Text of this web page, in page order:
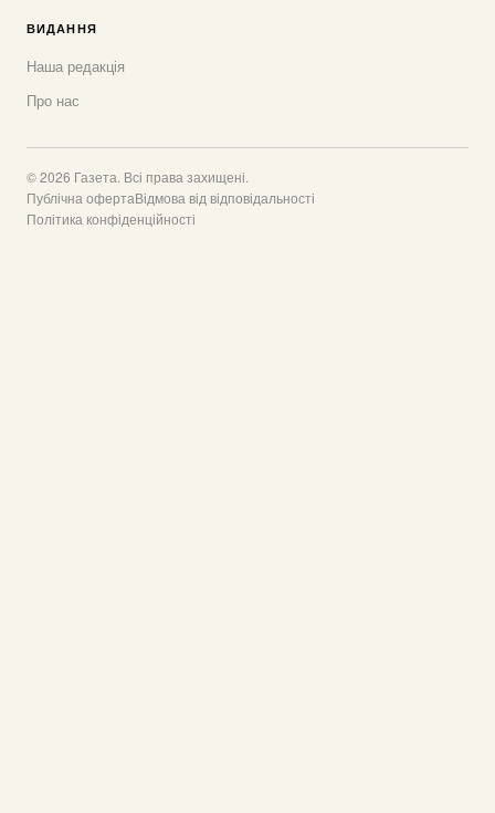
ВИДАННЯ
Наша редакція
Про нас
© 2026 Газета. Всі права захищені.
Публічна офертаВідмова від відповідальності
Політика конфіденційності